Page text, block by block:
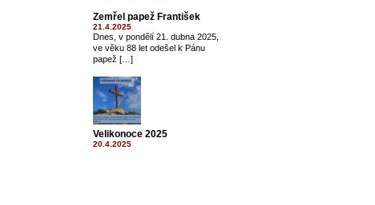
Zemřel papež František
21.4.2025
Dnes, v pondělí 21. dubna 2025,
ve věku 88 let odešel k Pánu
papež […]
Velikonoce 2025
20.4.2025